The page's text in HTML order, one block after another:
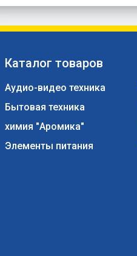
Каталог товаров
Аудио-видео техника
Бытовая техника
химия "Аромика"
Элементы питания